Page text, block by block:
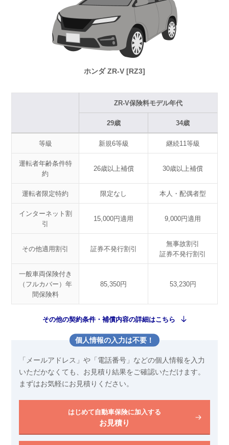
ホンダ ZR-V [RZ3]
ZR-V保険料モデル年代
29歳 34歳
等級 新規6等級 継続11等級
運転者年齢条件特
約
26歳以上補償 30歳以上補償
運転者限定特約 限定なし 本人・配偶者型
インターネット割
引
15,000円適用 9,000円適用
その他適用割引 証券不発行割引
無事故割引
証券不発行割引
一般車両保険付き
（フルカバー）年
間保険料
85,350円 53,230円
その他の契約条件・補償内容の詳細はこちら
個人情報の入力は不要！
「メールアドレス」や「電話番号」などの個人情報を入力
いただかなくても、お見積り結果をご確認いただけます。
まずはお気軽にお見積りください。
はじめて自動車保険に加入する
お見積り